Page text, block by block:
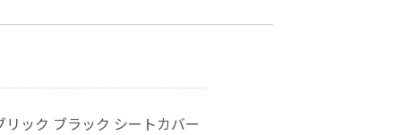
ック ブラック シートカバー